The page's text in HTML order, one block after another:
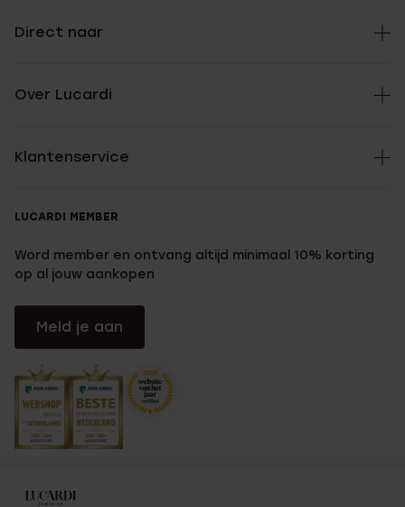
Direct naar
Over Lucardi
Klantenservice
LUCARDI MEMBER
Word member en ontvang altijd minimaal 10% korting
op al jouw aankopen
Meld je aan